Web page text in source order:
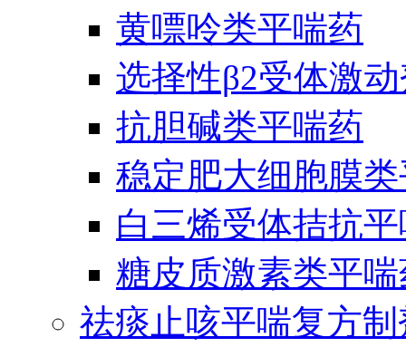
黄嘌呤类平喘药
选择性β2受体激
抗胆碱类平喘药
稳定肥大细胞膜
白三烯受体拮抗
糖皮质激素类平
祛痰止咳平喘复方制